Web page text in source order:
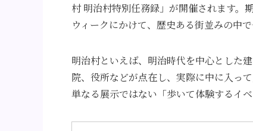
村 明治村特別任務録」が開催されます。
ウィークにかけて、歴史ある街並みの中
明治村といえば、明治時代を中心とした
院、役所などが点在し、実際に中に入っ
単なる展示ではない「歩いて体験するイベ